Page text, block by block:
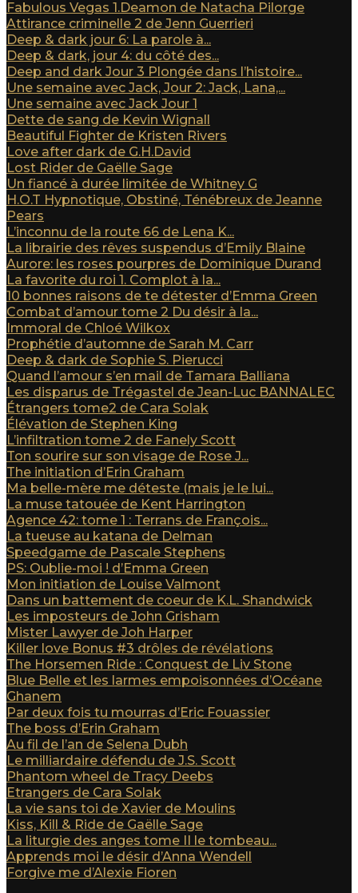
Fabulous Vegas 1.Deamon de Natacha Pilorge
Attirance criminelle 2 de Jenn Guerrieri
Deep & dark jour 6: La parole à...
Deep & dark, jour 4: du côté des...
Deep and dark Jour 3 Plongée dans l’histoire...
Une semaine avec Jack, Jour 2: Jack, Lana,...
Une semaine avec Jack Jour 1
Dette de sang de Kevin Wignall
Beautiful Fighter de Kristen Rivers
Love after dark de G.H.David
Lost Rider de Gaëlle Sage
Un fiancé à durée limitée de Whitney G
H.O.T Hypnotique, Obstiné, Ténébreux de Jeanne
Pears
L’inconnu de la route 66 de Lena K...
La librairie des rêves suspendus d’Emily Blaine
Aurore: les roses pourpres de Dominique Durand
La favorite du roi 1. Complot à la...
10 bonnes raisons de te détester d’Emma Green
Combat d’amour tome 2 Du désir à la...
Immoral de Chloé Wilkox
Prophétie d’automne de Sarah M. Carr
Deep & dark de Sophie S. Pierucci
Quand l’amour s’en mail de Tamara Balliana
Les disparus de Trégastel de Jean-Luc BANNALEC
Étrangers tome2 de Cara Solak
Élévation de Stephen King
L’infiltration tome 2 de Fanely Scott
Ton sourire sur son visage de Rose J...
The initiation d’Erin Graham
Ma belle-mère me déteste (mais je le lui...
La muse tatouée de Kent Harrington
Agence 42: tome 1 : Terrans de François...
La tueuse au katana de Delman
Speedgame de Pascale Stephens
PS: Oublie-moi ! d’Emma Green
Mon initiation de Louise Valmont
Dans un battement de coeur de K.L. Shandwick
Les imposteurs de John Grisham
Mister Lawyer de Joh Harper
Killer love Bonus #3 drôles de révélations
The Horsemen Ride : Conquest de Liv Stone
Blue Belle et les larmes empoisonnées d’Océane
Ghanem
Par deux fois tu mourras d’Eric Fouassier
The boss d’Erin Graham
Au fil de l’an de Selena Dubh
Le milliardaire défendu de J.S. Scott
Phantom wheel de Tracy Deebs
Etrangers de Cara Solak
La vie sans toi de Xavier de Moulins
Kiss, Kill & Ride de Gaëlle Sage
La liturgie des anges tome II le tombeau...
Apprends moi le désir d’Anna Wendell
Forgive me d’Alexie Fioren